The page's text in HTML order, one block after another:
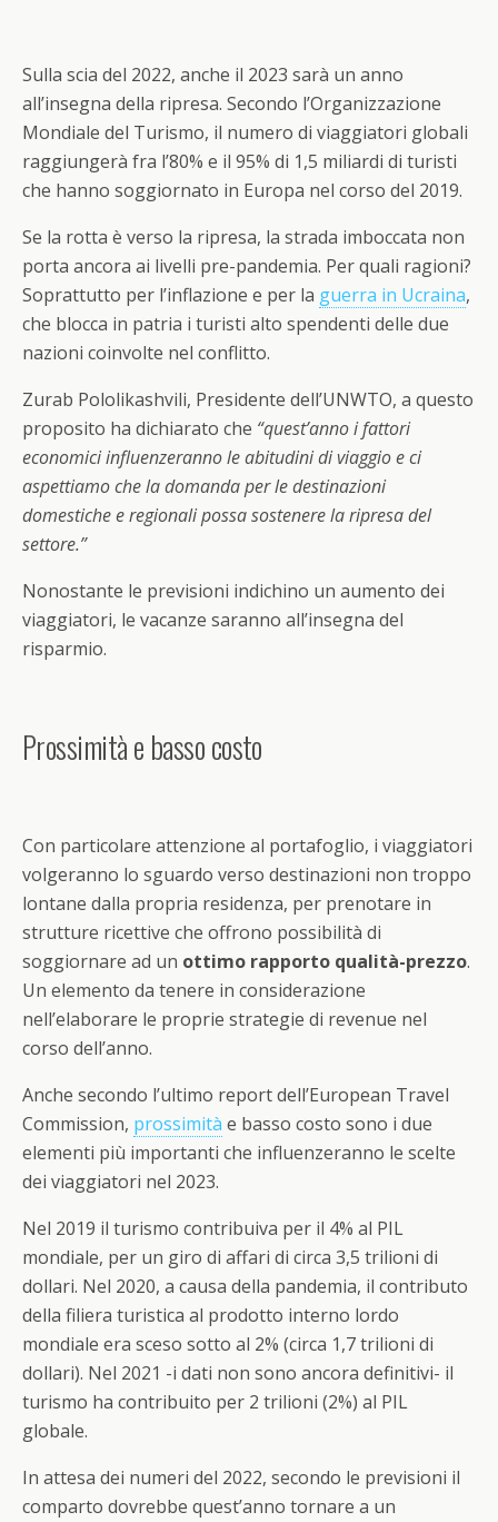
Sulla scia del 2022, anche il 2023 sarà un anno
all’insegna della ripresa. Secondo l’Organizzazione
Mondiale del Turismo, il numero di viaggiatori globali
raggiungerà fra l’80% e il 95% di 1,5 miliardi di turisti
che hanno soggiornato in Europa nel corso del 2019.
Se la rotta è verso la ripresa, la strada imboccata non
porta ancora ai livelli pre-pandemia. Per quali ragioni?
Soprattutto per l’inflazione e per la guerra in Ucraina,
che blocca in patria i turisti alto spendenti delle due
nazioni coinvolte nel conflitto.
Zurab Pololikashvili, Presidente dell’UNWTO, a questo
proposito ha dichiarato che “quest’anno i fattori
economici influenzeranno le abitudini di viaggio e ci
aspettiamo che la domanda per le destinazioni
domestiche e regionali possa sostenere la ripresa del
settore.”
Nonostante le previsioni indichino un aumento dei
viaggiatori, le vacanze saranno all’insegna del
risparmio.
Prossimità e basso costo
Con particolare attenzione al portafoglio, i viaggiatori
volgeranno lo sguardo verso destinazioni non troppo
lontane dalla propria residenza, per prenotare in
strutture ricettive che offrono possibilità di
soggiornare ad un ottimo rapporto qualità-prezzo.
Un elemento da tenere in considerazione
nell’elaborare le proprie strategie di revenue nel
corso dell’anno.
Anche secondo l’ultimo report dell’European Travel
Commission, prossimità e basso costo sono i due
elementi più importanti che influenzeranno le scelte
dei viaggiatori nel 2023.
Nel 2019 il turismo contribuiva per il 4% al PIL
mondiale, per un giro di affari di circa 3,5 trilioni di
dollari. Nel 2020, a causa della pandemia, il contributo
della filiera turistica al prodotto interno lordo
mondiale era sceso sotto al 2% (circa 1,7 trilioni di
dollari). Nel 2021 -i dati non sono ancora definitivi- il
turismo ha contribuito per 2 trilioni (2%) al PIL
globale.
In attesa dei numeri del 2022, secondo le previsioni il
comparto dovrebbe quest’anno tornare a un